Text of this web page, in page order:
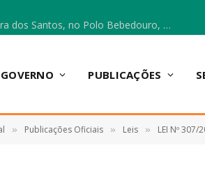
Escola Municipal Vicentina Vieira dos Santos, no Polo Bebedouro, recebeu materiais para a implantação do Cantinho da Leitura e da Sala Multidisciplinar.
PUBLICAÇÕES
» Publicações Oficiais » Leis » LEI Nº